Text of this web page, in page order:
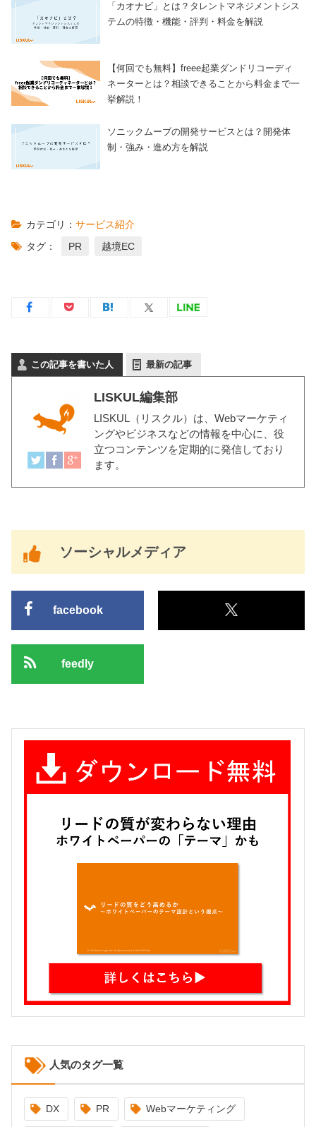
「カオナビ」とは？タレントマネジメントシス
テムの特徴・機能・評判・料金を解説
【何回でも無料】freee起業ダンドリコーディ
ネーターとは？相談できることから料金まで一
挙解説！
ソニックムーブの開発サービスとは？開発体
制・強み・進め方を解説
カテゴリ： サービス紹介
タグ：
PR 越境EC
この記事を書いた人 最新の記事
LISKUL編集部
LISKUL（リスクル） は、Webマーケティ
ングやビジネスなどの情報を中心に、役
立つコンテンツを定期的に発信しており
ます。
ソーシャルメディア
facebook
feedly
人気のタグ一覧
DX PR Webマーケティング